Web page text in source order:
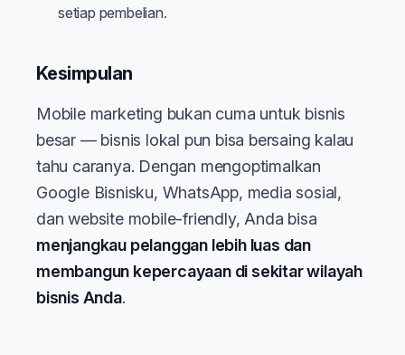
setiap pembelian.
Kesimpulan
Mobile marketing bukan cuma untuk bisnis
besar — bisnis lokal pun bisa bersaing kalau
tahu caranya. Dengan mengoptimalkan
Google Bisnisku, WhatsApp, media sosial,
dan website mobile-friendly, Anda bisa
menjangkau pelanggan lebih luas dan
membangun kepercayaan di sekitar wilayah
bisnis Anda.